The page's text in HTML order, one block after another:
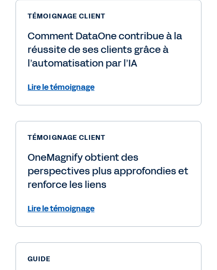
TÉMOIGNAGE CLIENT
Comment DataOne contribue à la
réussite de ses clients grâce à
l’automatisation par l’IA
Lire le témoignage
TÉMOIGNAGE CLIENT
OneMagnify obtient des
perspectives plus approfondies et
renforce les liens
Lire le témoignage
GUIDE